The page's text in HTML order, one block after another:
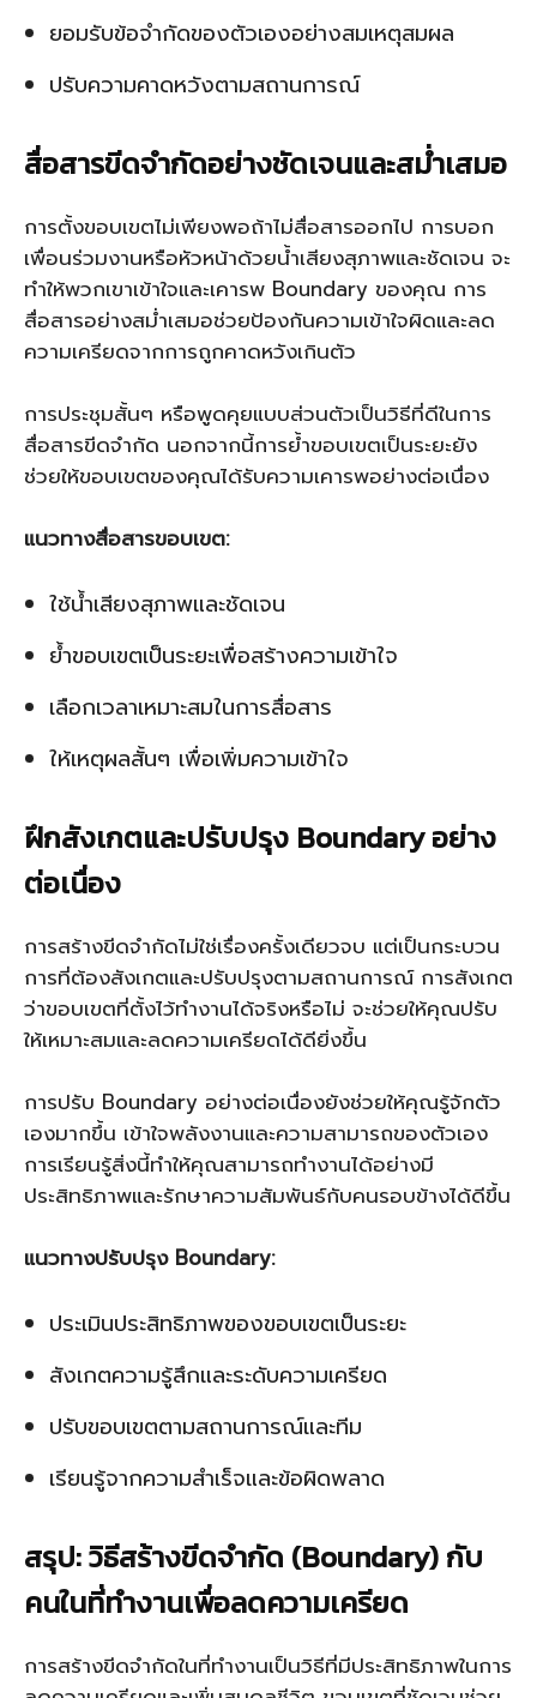
ยอมรับข้อจำกัดของตัวเองอย่างสมเหตุสมผล
ปรับความคาดหวังตามสถานการณ์
สื่อสารขีดจำกัดอย่างชัดเจนและสม่ำเสมอ
การตั้งขอบเขตไม่เพียงพอถ้าไม่สื่อสารออกไป การบอก
เพื่อนร่วมงานหรือหัวหน้าด้วยน้ำเสียงสุภาพและชัดเจน จะ
ทำให้พวกเขาเข้าใจและเคารพ Boundary ของคุณ การ
สื่อสารอย่างสม่ำเสมอช่วยป้องกันความเข้าใจผิดและลด
ความเครียดจากการถูกคาดหวังเกินตัว
การประชุมสั้นๆ หรือพูดคุยแบบส่วนตัวเป็นวิธีที่ดีในการ
สื่อสารขีดจำกัด นอกจากนี้การย้ำขอบเขตเป็นระยะยัง
ช่วยให้ขอบเขตของคุณได้รับความเคารพอย่างต่อเนื่อง
แนวทางสื่อสารขอบเขต:
ใช้น้ำเสียงสุภาพและชัดเจน
ย้ำขอบเขตเป็นระยะเพื่อสร้างความเข้าใจ
เลือกเวลาเหมาะสมในการสื่อสาร
ให้เหตุผลสั้นๆ เพื่อเพิ่มความเข้าใจ
ฝึกสังเกตและปรับปรุง Boundary อย่าง
ต่อเนื่อง
การสร้างขีดจำกัดไม่ใช่เรื่องครั้งเดียวจบ แต่เป็นกระบวน
การที่ต้องสังเกตและปรับปรุงตามสถานการณ์ การสังเกต
ว่าขอบเขตที่ตั้งไว้ทำงานได้จริงหรือไม่ จะช่วยให้คุณปรับ
ให้เหมาะสมและลดความเครียดได้ดียิ่งขึ้น
การปรับ Boundary อย่างต่อเนื่องยังช่วยให้คุณรู้จักตัว
เองมากขึ้น เข้าใจพลังงานและความสามารถของตัวเอง
การเรียนรู้สิ่งนี้ทำให้คุณสามารถทำงานได้อย่างมี
ประสิทธิภาพและรักษาความสัมพันธ์กับคนรอบข้างได้ดีขึ้น
แนวทางปรับปรุง Boundary:
ประเมินประสิทธิภาพของขอบเขตเป็นระยะ
สังเกตความรู้สึกและระดับความเครียด
ปรับขอบเขตตามสถานการณ์และทีม
เรียนรู้จากความสำเร็จและข้อผิดพลาด
สรุป: วิธีสร้างขีดจำกัด (Boundary) กับ
คนในที่ทำงานเพื่อลดความเครียด
การสร้างขีดจำกัดในที่ทำงานเป็นวิธีที่มีประสิทธิภาพในการ